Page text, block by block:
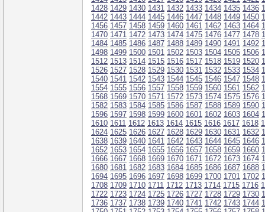
1428 1429 1430 1431 1432 1433 1434 1435 1436
1442 1443 1444 1445 1446 1447 1448 1449 1450
1456 1457 1458 1459 1460 1461 1462 1463 1464
1470 1471 1472 1473 1474 1475 1476 1477 1478
1484 1485 1486 1487 1488 1489 1490 1491 1492
1498 1499 1500 1501 1502 1503 1504 1505 1506
1512 1513 1514 1515 1516 1517 1518 1519 1520
1526 1527 1528 1529 1530 1531 1532 1533 1534
1540 1541 1542 1543 1544 1545 1546 1547 1548
1554 1555 1556 1557 1558 1559 1560 1561 1562
1568 1569 1570 1571 1572 1573 1574 1575 1576
1582 1583 1584 1585 1586 1587 1588 1589 1590
1596 1597 1598 1599 1600 1601 1602 1603 1604
1610 1611 1612 1613 1614 1615 1616 1617 1618
1624 1625 1626 1627 1628 1629 1630 1631 1632
1638 1639 1640 1641 1642 1643 1644 1645 1646
1652 1653 1654 1655 1656 1657 1658 1659 1660
1666 1667 1668 1669 1670 1671 1672 1673 1674
1680 1681 1682 1683 1684 1685 1686 1687 1688
1694 1695 1696 1697 1698 1699 1700 1701 1702
1708 1709 1710 1711 1712 1713 1714 1715 1716
1722 1723 1724 1725 1726 1727 1728 1729 1730
1736 1737 1738 1739 1740 1741 1742 1743 1744